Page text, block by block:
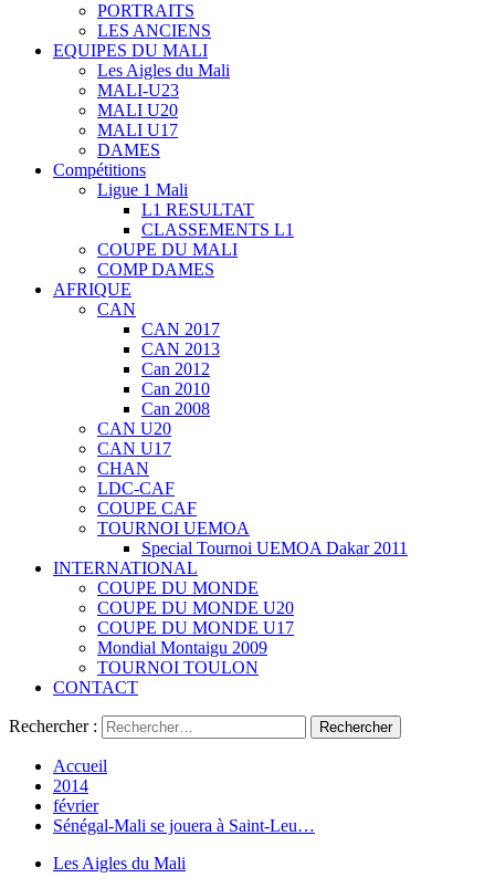
PORTRAITS
LES ANCIENS
EQUIPES DU MALI
Les Aigles du Mali
MALI-U23
MALI U20
MALI U17
DAMES
Compétitions
Ligue 1 Mali
L1 RESULTAT
CLASSEMENTS L1
COUPE DU MALI
COMP DAMES
AFRIQUE
CAN
CAN 2017
CAN 2013
Can 2012
Can 2010
Can 2008
CAN U20
CAN U17
CHAN
LDC-CAF
COUPE CAF
TOURNOI UEMOA
Special Tournoi UEMOA Dakar 2011
INTERNATIONAL
COUPE DU MONDE
COUPE DU MONDE U20
COUPE DU MONDE U17
Mondial Montaigu 2009
TOURNOI TOULON
CONTACT
Rechercher :
Accueil
2014
février
Sénégal-Mali se jouera à Saint-Leu…
Les Aigles du Mali